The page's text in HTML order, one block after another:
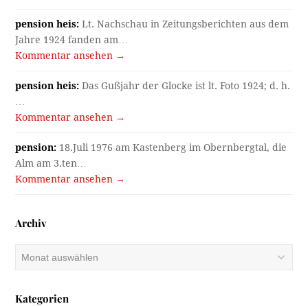
pension heis: Lt. Nachschau in Zeitungsberichten aus dem
Jahre 1924 fanden am…
Kommentar ansehen →
pension heis: Das Gußjahr der Glocke ist lt. Foto 1924; d. h.
Kommentar ansehen →
pension: 18.Juli 1976 am Kastenberg im Obernbergtal, die
Alm am 3.ten…
Kommentar ansehen →
Archiv
Kategorien